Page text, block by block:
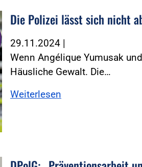
Die Polizei lässt sich nicht
29.11.2024 |
Wenn Angélique Yumusak
Häusliche Gewalt. Die…
Weiterlesen